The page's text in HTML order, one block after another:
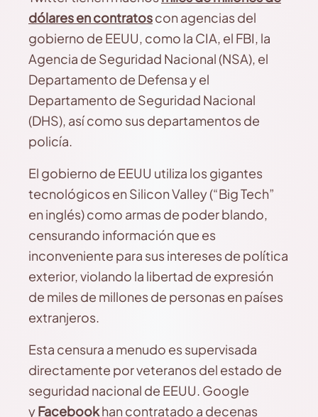
dólares en contratoscon agencias del
gobierno de EEUU, como la CIA, el FBI, la
Agencia de Seguridad Nacional (NSA), el
Departamento de Defensa y el
Departamento de Seguridad Nacional
(DHS), así como sus departamentos de
policía.
El gobierno de EEUU utiliza los gigantes
tecnológicos en Silicon Valley (“Big Tech”
en inglés) como armas de poder blando,
censurando información que es
inconveniente para sus intereses de política
exterior, violando la libertad de expresión
de miles de millones de personas en países
extranjeros.
Esta censura a menudo es supervisada
directamente por veteranos del estado de
seguridad nacional de EEUU. Google
yFacebookhan contratado a decenas